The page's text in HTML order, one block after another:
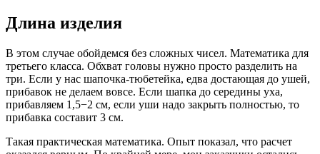
Длина изделия
В этом случае обойдемся без сложных чисел. Математика для
третьего класса. Обхват головы нужно просто разделить на
три. Если у нас шапочка-тюбетейка, едва достающая до ушей,
прибавок не делаем вовсе. Если шапка до середины уха,
прибавляем 1,5−2 см, если уши надо закрыть полностью, то
прибавка составит 3 см.
Такая практическая математика. Опыт показал, что расчет